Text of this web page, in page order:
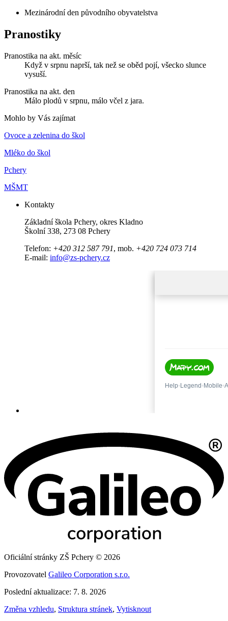
Mezinárodní den původního obyvatelstva
Pranostiky
Pranostika na akt. měsíc
Když v srpnu naprší, tak než se oběd pojí, všecko slunce
vysuší.
Pranostika na akt. den
Málo plodů v srpnu, málo včel z jara.
Mohlo by Vás zajímat
Ovoce a zelenina do škol
Mléko do škol
Pchery
MŠMT
Kontakty
Základní škola Pchery, okres Kladno
Školní 338, 273 08 Pchery
Telefon: +420 312 587 791, mob. +420 724 073 714
E-mail: info@zs-pchery.cz
Oficiální stránky ZŠ Pchery © 2026
Provozovatel Galileo Corporation s.r.o.
Poslední aktualizace: 7. 8. 2026
Změna vzhledu, Struktura stránek, Vytisknout